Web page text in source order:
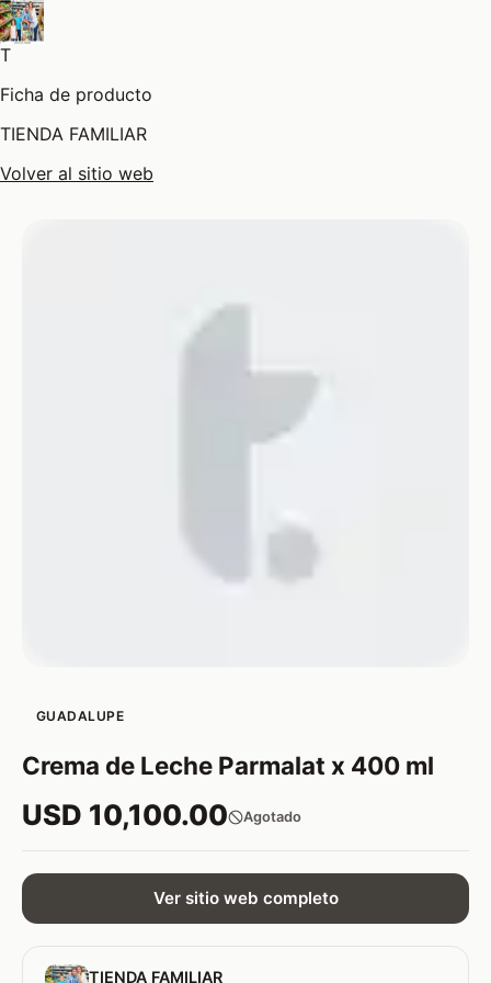
T
Ficha de producto
TIENDA FAMILIAR
Volver al sitio web
GUADALUPE
Crema de Leche Parmalat x 400 ml
USD 10,100.00 Agotado
Ver sitio web completo
TIENDA FAMILIAR